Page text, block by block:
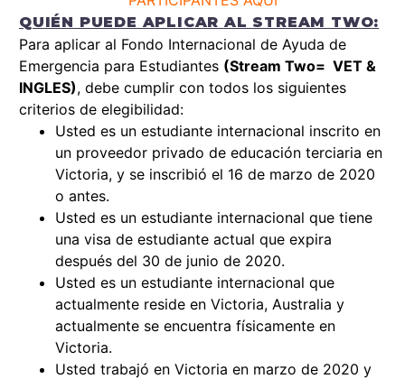
QUIÉN PUEDE APLICAR AL STREAM TWO:
Para aplicar al Fondo Internacional de Ayuda de
Emergencia para Estudiantes (Stream Two= VET &
INGLES), debe cumplir con todos los siguientes
criterios de elegibilidad:
Usted es un estudiante internacional inscrito en
un proveedor privado de educación terciaria en
Victoria, y se inscribió el 16 de marzo de 2020
o antes.
Usted es un estudiante internacional que tiene
una visa de estudiante actual que expira
después del 30 de junio de 2020.
Usted es un estudiante internacional que
actualmente reside en Victoria, Australia y
actualmente se encuentra físicamente en
Victoria.
Usted trabajó en Victoria en marzo de 2020 y